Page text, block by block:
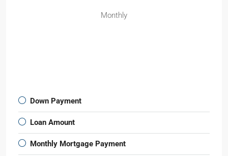
Monthly
Down Payment
Loan Amount
Monthly Mortgage Payment